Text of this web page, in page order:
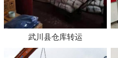
武川县仓库转运